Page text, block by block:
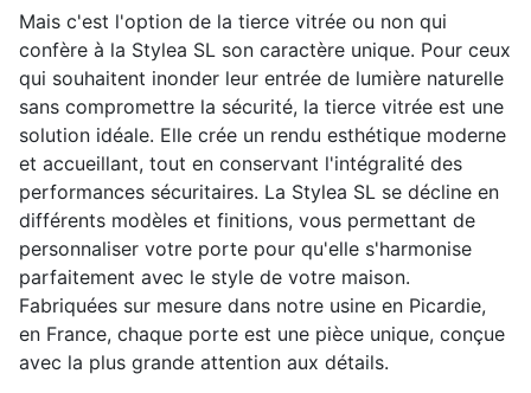
Mais c'est l'option de la tierce vitrée ou non qui
confère à la Stylea SL son caractère unique. Pour ceux
qui souhaitent inonder leur entrée de lumière naturelle
sans compromettre la sécurité, la tierce vitrée est une
solution idéale. Elle crée un rendu esthétique moderne
et accueillant, tout en conservant l'intégralité des
performances sécuritaires. La Stylea SL se décline en
différents modèles et finitions, vous permettant de
personnaliser votre porte pour qu'elle s'harmonise
parfaitement avec le style de votre maison.
Fabriquées sur mesure dans notre usine en Picardie,
en France, chaque porte est une pièce unique, conçue
avec la plus grande attention aux détails.